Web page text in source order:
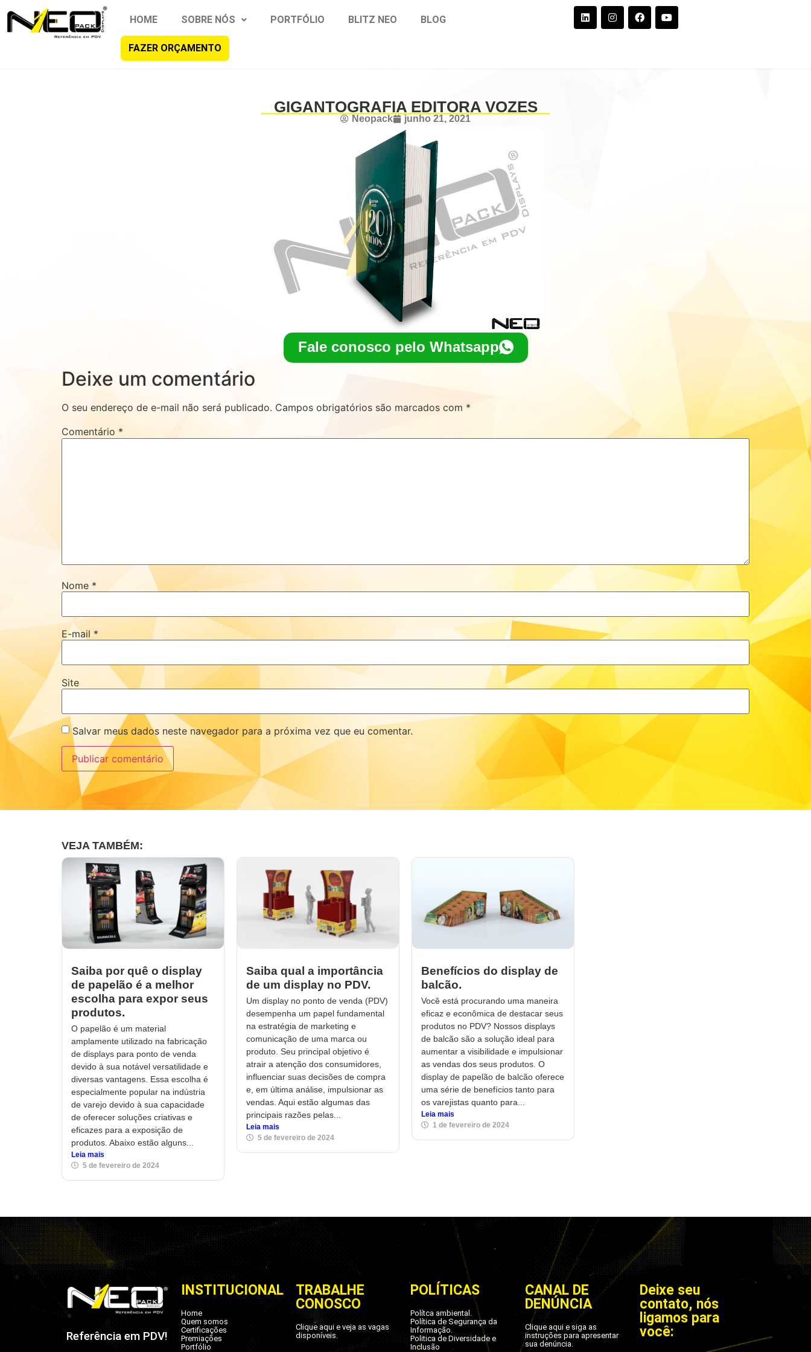
HOME SOBRE NÓS PORTFÓLIO BLITZ NEO BLOG
FAZER ORÇAMENTO
GIGANTOGRAFIA EDITORA VOZES
Neopack junho 21, 2021
Fale conosco pelo Whatsapp
Deixe um comentário
O seu endereço de e-mail não será publicado. Campos obrigatórios são marcados com *
Comentário *
Nome *
E-mail *
Site
Salvar meus dados neste navegador para a próxima vez que eu comentar.
VEJA TAMBÉM:
Saiba por quê o display
de papelão é a melhor
escolha para expor seus
produtos.
O papelão é um material
amplamente utilizado na fabricação
de displays para ponto de venda
devido à sua notável versatilidade e
diversas vantagens. Essa escolha é
especialmente popular na indústria
de varejo devido à sua capacidade
de oferecer soluções criativas e
eficazes para a exposição de
produtos. Abaixo estão alguns...
Leia mais
5 de fevereiro de 2024
Saiba qual a importância
de um display no PDV.
Um display no ponto de venda (PDV)
desempenha um papel fundamental
na estratégia de marketing e
comunicação de uma marca ou
produto. Seu principal objetivo é
atrair a atenção dos consumidores,
influenciar suas decisões de compra
e, em última análise, impulsionar as
vendas. Aqui estão algumas das
principais razões pelas...
Leia mais
5 de fevereiro de 2024
Benefícios do display de
balcão.
Você está procurando uma maneira
eficaz e econômica de destacar seus
produtos no PDV? Nossos displays
de balcão são a solução ideal para
aumentar a visibilidade e impulsionar
as vendas dos seus produtos. O
display de papelão de balcão oferece
uma série de benefícios tanto para
os varejistas quanto para...
Leia mais
1 de fevereiro de 2024
Referência em PDV!
INSTITUCIONAL
Home
Quem somos
Certificações
Premiações
Portfólio
TRABALHE
CONOSCO
Clique aqui e veja as vagas
disponíveis.
POLÍTICAS
Polítca ambiental.
Política de Segurança da
Informação.
Politica de Diversidade e
Inclusão
CANAL DE
DENÚNCIA
Clique aqui e siga as
instruções para apresentar
sua denúncia.
Deixe seu
contato, nós
ligamos para
você: